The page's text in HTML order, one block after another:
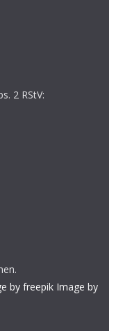
2 RStV:
by freepik Image by